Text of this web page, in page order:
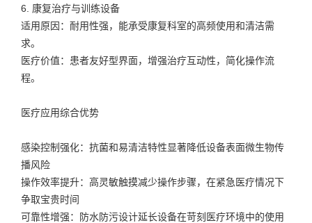
6. 康复治疗与训练设备
适用原因：耐用性强，能承受康复科室的高频使用和清洁需
求。
医疗价值：患者友好型界面，增强治疗互动性，简化操作流
程。
医疗应用综合优势
感染控制强化：抗菌和易清洁特性显著降低设备表面微生物传
播风险
操作效率提升：高灵敏触摸减少操作步骤，在紧急医疗情况下
争取宝贵时间
可靠性增强：防水防污设计延长设备在苛刻医疗环境中的使用